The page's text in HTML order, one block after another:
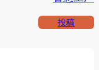
投稿